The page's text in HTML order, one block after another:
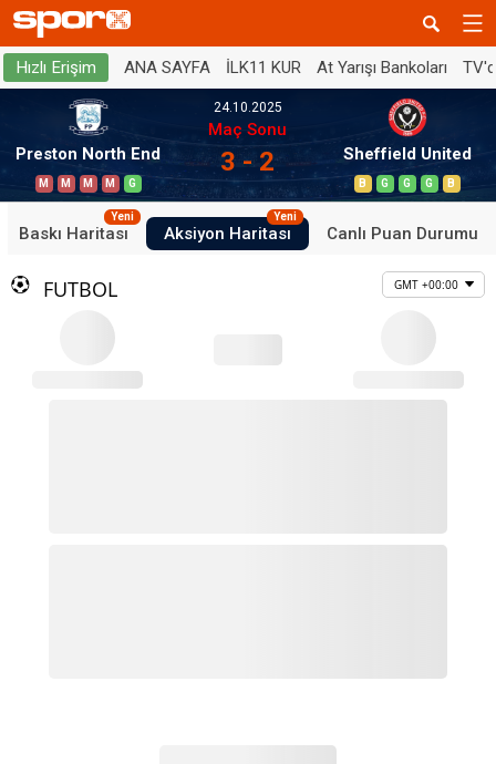
Hızlı Erişim ANA SAYFA İLK11 KUR At Yarışı Bankoları
Preston North End
M M M M G
24.10.2025
Maç Sonu
3 - 2 Sheffield United
B G G G B
Baskı Haritası
Yeni
Aksiyon Haritası
Yeni
Canlı Puan Durumu
FUTBOL GMT +00:00